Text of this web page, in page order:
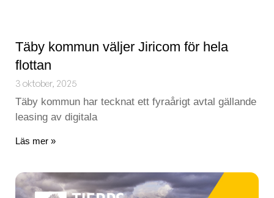
Täby kommun väljer Jiricom för hela
flottan
3 oktober, 2025
Täby kommun har tecknat ett fyraårigt avtal gällande
leasing av digitala
Läs mer »